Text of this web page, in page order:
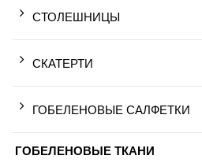
СТОЛЕШНИЦЫ
СКАТЕРТИ
ГОБЕЛЕНОВЫЕ САЛФЕТКИ
ГОБЕЛЕНОВЫЕ ТКАНИ